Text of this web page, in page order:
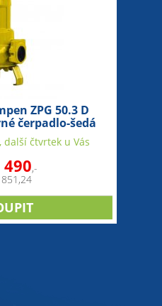
ZPG 50.3 D
čerpadlo-šedá
litina)
další čtvrtek u Vás
490,-